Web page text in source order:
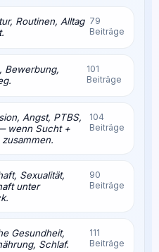
Routinen, Alltag 79
Beiträge
Bewerbung,
101
Beiträge
Angst, PTBS,
wenn Sucht +
104
Beiträge
Sexualität,
unter
90
Beiträge
Gesundheit,
Schlaf.
111
Beiträge